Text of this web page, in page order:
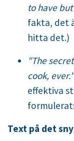
to have
fakta, det
hitta det.)
"The
cook, ever."
effektiva
Text på det